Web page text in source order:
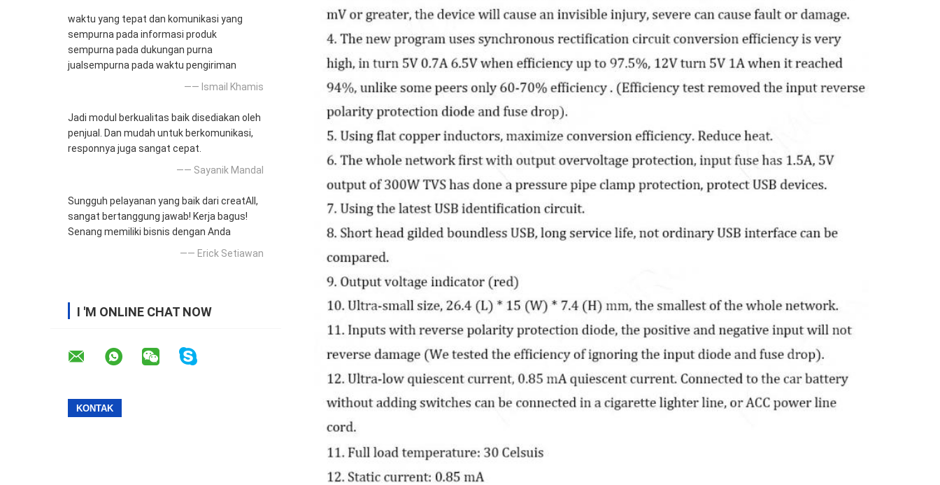
waktu yang tepat dan komunikasi yang
sempurna pada informasi produk
sempurna pada dukungan purna
jualsempurna pada waktu pengiriman
—— Ismail Khamis
Jadi modul berkualitas baik disediakan oleh
penjual. Dan mudah untuk berkomunikasi,
responnya juga sangat cepat.
—— Sayanik Mandal
Sungguh pelayanan yang baik dari creatAll,
sangat bertanggung jawab! Kerja bagus!
Senang memiliki bisnis dengan Anda
—— Erick Setiawan
I 'M ONLINE CHAT NOW